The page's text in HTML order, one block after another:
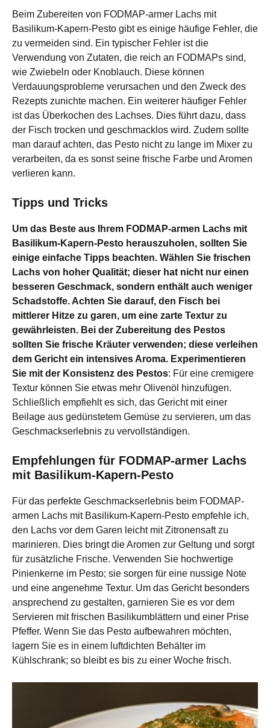
Beim Zubereiten von FODMAP-armer Lachs mit
Basilikum-Kapern-Pesto gibt es einige häufige Fehler, die
zu vermeiden sind. Ein typischer Fehler ist die
Verwendung von Zutaten, die reich an FODMAPs sind,
wie Zwiebeln oder Knoblauch. Diese können
Verdauungsprobleme verursachen und den Zweck des
Rezepts zunichte machen. Ein weiterer häufiger Fehler
ist das Überkochen des Lachses. Dies führt dazu, dass
der Fisch trocken und geschmacklos wird. Zudem sollte
man darauf achten, das Pesto nicht zu lange im Mixer zu
verarbeiten, da es sonst seine frische Farbe und Aromen
verlieren kann.
Tipps und Tricks
Um das Beste aus Ihrem FODMAP-armen Lachs mit
Basilikum-Kapern-Pesto herauszuholen, sollten Sie
einige einfache Tipps beachten. Wählen Sie frischen
Lachs von hoher Qualität; dieser hat nicht nur einen
besseren Geschmack, sondern enthält auch weniger
Schadstoffe. Achten Sie darauf, den Fisch bei
mittlerer Hitze zu garen, um eine zarte Textur zu
gewährleisten. Bei der Zubereitung des Pestos
sollten Sie frische Kräuter verwenden; diese verleihen
dem Gericht ein intensives Aroma. Experimentieren
Sie mit der Konsistenz des Pestos: Für eine cremigere
Textur können Sie etwas mehr Olivenöl hinzufügen.
Schließlich empfiehlt es sich, das Gericht mit einer
Beilage aus gedünstetem Gemüse zu servieren, um das
Geschmackserlebnis zu vervollständigen.
Empfehlungen für FODMAP-armer Lachs
mit Basilikum-Kapern-Pesto
Für das perfekte Geschmackserlebnis beim FODMAP-
armen Lachs mit Basilikum-Kapern-Pesto empfehle ich,
den Lachs vor dem Garen leicht mit Zitronensaft zu
marinieren. Dies bringt die Aromen zur Geltung und sorgt
für zusätzliche Frische. Verwenden Sie hochwertige
Pinienkerne im Pesto; sie sorgen für eine nussige Note
und eine angenehme Textur. Um das Gericht besonders
ansprechend zu gestalten, garnieren Sie es vor dem
Servieren mit frischen Basilikumblättern und einer Prise
Pfeffer. Wenn Sie das Pesto aufbewahren möchten,
lagern Sie es in einem luftdichten Behälter im
Kühlschrank; so bleibt es bis zu einer Woche frisch.